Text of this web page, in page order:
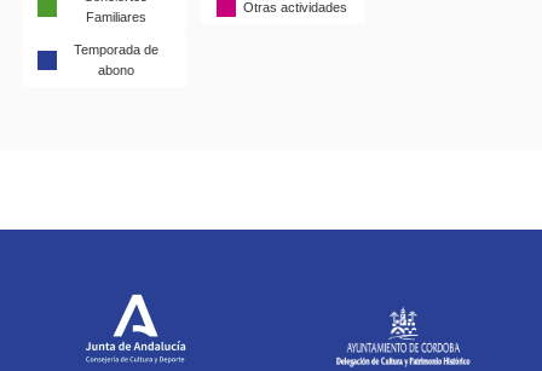
Familiares
Otras actividades
Temporada de
abono